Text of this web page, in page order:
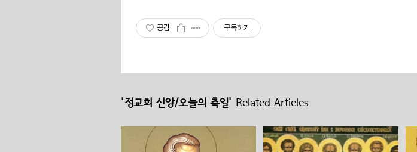
공감 구독하기
'정교회 신앙/오늘의 축일' Related Articles